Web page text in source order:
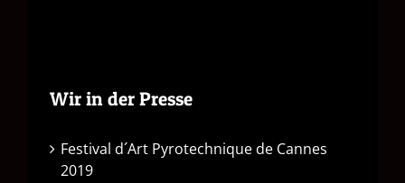
Wir in der Presse
Festival d´Art Pyrotechnique de Cannes
2019